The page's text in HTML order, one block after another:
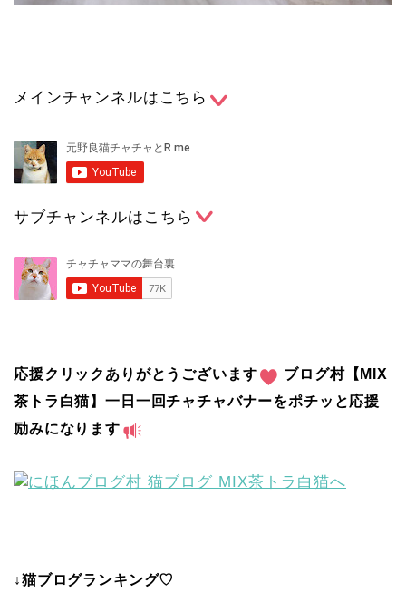
メインチャンネルはこちら
サブチャンネルはこちら
応援クリックありがとうございます
ブログ村【MIX
茶トラ白猫】一日一回チャチャバナーをポチッと応援
励みになります
↓猫ブログランキング♡